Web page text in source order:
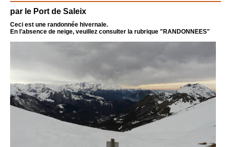
par le Port de Saleix
Ceci est une randonnée hivernale.
En l'absence de neige, veuillez consulter la rubrique "RANDONNEES"